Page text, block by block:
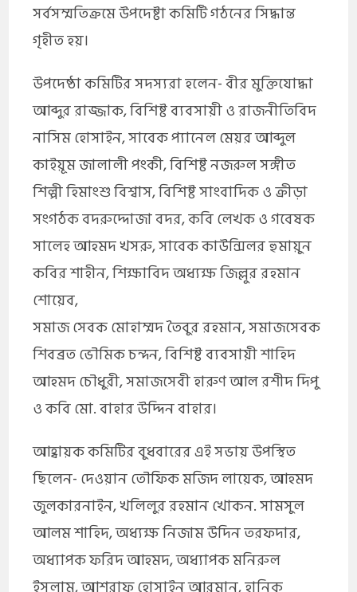
সর্বসম্মতিক্রমে উপদেষ্টা কমিটি গঠনের সিদ্ধান্ত
গৃহীত হয়।
উপদেষ্ঠা কমিটির সদস্যরা হলেন- বীর মুক্তিযোদ্ধা
আব্দুর রাজ্জাক, বিশিষ্ট ব্যবসায়ী ও রাজনীতিবিদ
নাসিম হোসাইন, সাবেক প্যানেল মেয়র আব্দুল
কাইয়ূম জালালী পংকী, বিশিষ্ট নজরুল সঙ্গীত
শিল্পী হিমাংশু বিশ্বাস, বিশিষ্ট সাংবাদিক ও ক্রীড়া
সংগঠক বদরুদ্দোজা বদর, কবি লেখক ও গবেষক
সালেহ আহমদ খসরু, সাবেক কাউন্সিলর হুমায়ুন
কবির শাহীন, শিক্ষাবিদ অধ্যক্ষ জিল্লুর রহমান
শোয়েব,
সমাজ সেবক মোহাম্মদ তৈবুর রহমান, সমাজসেবক
শিবব্রত ভৌমিক চন্দন, বিশিষ্ট ব্যবসায়ী শাহিদ
আহমদ চৌধুরী, সমাজসেবী হারুণ আল রশীদ দিপু
ও কবি মো. বাহার উদ্দিন বাহার।
আহ্বায়ক কমিটির বুধবারের এই সভায় উপস্থিত
ছিলেন- দেওয়ান তৌফিক মজিদ লায়েক, আহমদ
জুলকারনাইন, খলিলুর রহমান খোকন. সামসুল
আলম শাহিদ, অধ্যক্ষ নিজাম উদিন তরফদার,
অধ্যাপক ফরিদ আহমদ, অধ্যাপক মনিরুল